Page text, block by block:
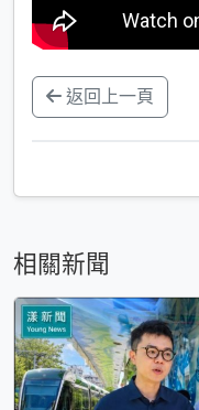
返回上一頁
相關新聞